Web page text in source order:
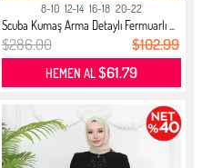
8-10 12-14 16-18 20-22
Scuba Kumaş Arma Detaylı Fermuarlı ...
$286.00 $102.99
HEMEN AL$61.79